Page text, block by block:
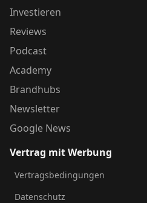
Investieren
Reviews
Podcast
Academy
Brandhubs
Newsletter
Google News
Vertrag mit Werbung
Vertragsbedingungen
Datenschutz